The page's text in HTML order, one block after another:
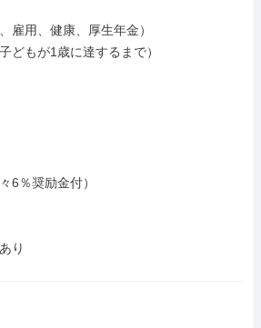
雇用、健康、厚生年金）
どもが1歳に達するまで）
6％奨励金付）
り